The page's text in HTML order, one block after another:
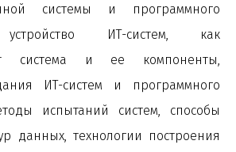
системы и программного
устройство ИТ-систем, как
система и ее компоненты,
ИТ-систем и программного
испытаний систем, способы
данных, технологии построения